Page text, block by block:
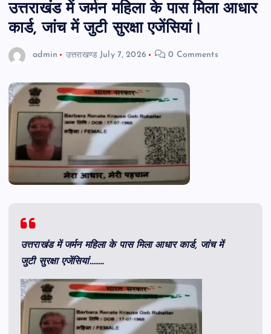
उत्तराखंड में जर्मन महिला के पास मिला आधार
कार्ड, जांच में जुटी सुरक्षा एजेंसियां।
admin उत्तराखण्ड July 7, 2026 0 Comments
उत्तराखंड में जर्मन महिला के पास मिला आधार कार्ड, जांच में
जुटी सुरक्षा एजेंसियां……..